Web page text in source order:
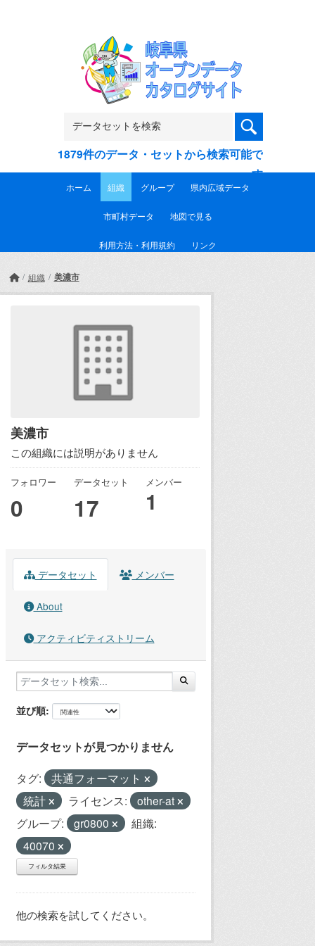
1879件のデータ・セットから検索可能で
す
ホーム 組織 グループ 県内広域データ
市町村データ 地図で見る
利用方法・利用規約 リンク
組織 美濃市
美濃市
この組織には説明がありません
フォロワー
0
データセット
17
メンバー
1
データセット メンバー
About
アクティビティストリーム
並び順
データセットが見つかりません
タグ:
共通フォーマット
統計
ライセンス:
other-at
グループ:
gr0800
組織:
40070
フィルタ結果
他の検索を試してください。